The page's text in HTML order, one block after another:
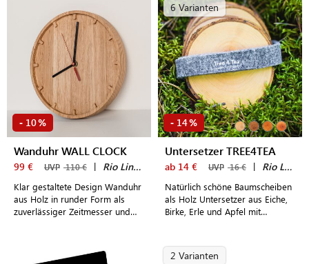
- 10%
Wanduhr WALL CLOCK
99 € UVP 110 € | Rio Lindo
Klar gestaltete Design Wanduhr
aus Holz in runder Form als
zuverlässiger Zeitmesser und
6 Varianten
- 14%
Untersetzer TREE4TEA
ab 14 € UVP 16 € | Rio Lindo
Natürlich schöne Baumscheiben
als Holz Untersetzer aus Eiche,
Birke, Erle und Apfel mit
2 Varianten